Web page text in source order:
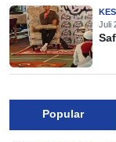
Juli
Popular